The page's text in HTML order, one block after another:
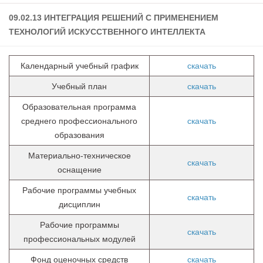
Филиалы
Контакты РГУ СоцТех
Сведения об образовательной организации
Абитуриенту
Приказы о зачислении
Студенту
Личный кабинет
Расписание учебных занятий студентов на 2-ое
полугодие
Коллективные творческие дела
09.02.13 ИНТЕГРАЦИЯ РЕШЕНИЙ С ПРИМЕНЕНИЕМ
ТЕХНОЛОГИЙ ИСКУССТВЕННОГО ИНТЕЛЛЕКТА
Календарный учебный график скачать
Учебный план скачать
Образовательная программа
среднего профессионального
образования
скачать
Материально-техническое
оснащение
скачать
Рабочие программы учебных
дисциплин
скачать
Рабочие программы
профессиональных модулей
скачать
Фонд оценочных средств скачать